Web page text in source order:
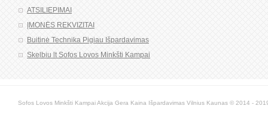
ATSILIEPIMAI
ĮMONĖS REKVIZITAI
Buitinė Technika Pigiau Išpardavimas
Skelbiu lt Sofos Lovos Minkšti Kampai
Sofos Lovos Minkšti Kampai Akcija Gera Kaina Išpardavimas Vilnius Kaunas © 2014 -